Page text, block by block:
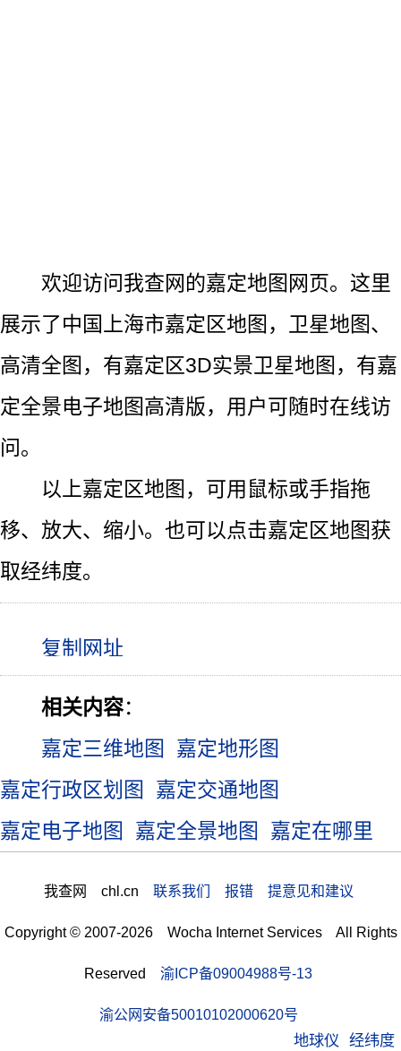
地球仪 经纬度
欢迎访问我查网的嘉定地图网页。这里
展示了中国上海市嘉定区地图，卫星地图、
高清全图，有嘉定区3D实景卫星地图，有嘉
定全景电子地图高清版，用户可随时在线访
问。
以上嘉定区地图，可用鼠标或手指拖
移、放大、缩小。也可以点击嘉定区地图获
取经纬度。
相关内容：
嘉定三维地图
嘉定地形图
嘉定行政区划图
嘉定交通地图
嘉定电子地图
嘉定全景地图 嘉定在哪里
我查网 chl.cn 联系我们 报错 提意见和建议
Copyright © 2007-2026 Wocha Internet Services All Rights
Reserved 渝ICP备09004988号-13
渝公网安备50010102000620号